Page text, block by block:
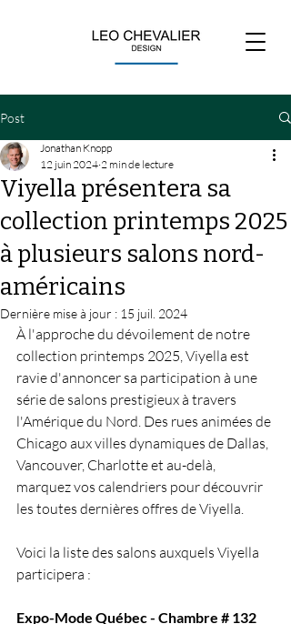
Post
Viyella présentera sa
collection printemps 2025
à plusieurs salons nord-
américains
Jonathan Knopp
12 juin 2024 2 min de lecture
Dernière mise à jour : 15 juil. 2024
À l'approche du dévoilement de notre
collection printemps 2025, Viyella est
ravie d'annoncer sa participation à une
série de salons prestigieux à travers
l'Amérique du Nord. Des rues animées de
Chicago aux villes dynamiques de Dallas,
Vancouver, Charlotte et au-delà,
marquez vos calendriers pour découvrir
les toutes dernières offres de Viyella.
Voici la liste des salons auxquels Viyella
participera :
Expo-Mode Québec - Chambre # 132